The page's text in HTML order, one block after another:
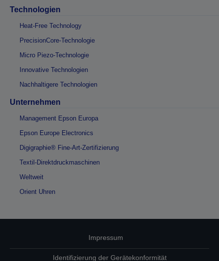
Technologien
Heat-Free Technology
PrecisionCore-Technologie
Micro Piezo-Technologie
Innovative Technologien
Nachhaltigere Technologien
Unternehmen
Management Epson Europa
Epson Europe Electronics
Digigraphie® Fine-Art-Zertifizierung
Textil-Direktdruckmaschinen
Weltweit
Orient Uhren
Impressum
Identifizierung der Gerätekonformität